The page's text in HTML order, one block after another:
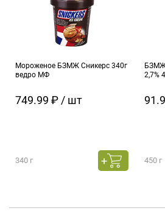
Мороженое БЗМЖ Сникерс 340г
ведро МФ
749.99 ₽ / шт
340 г
БЗМЖ
2,7%
450 г